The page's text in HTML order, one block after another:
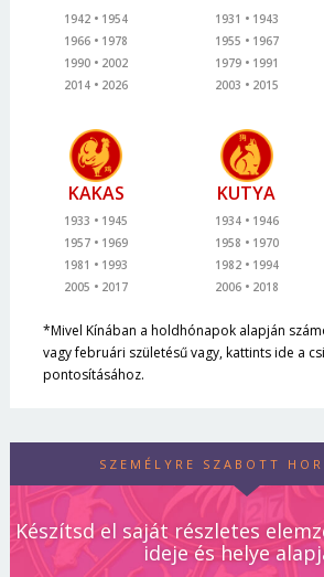
1942
1954
1966
1978
1990
2002
2014
2026
1931
1943
1955
1967
1979
1991
2003
2015
KAKAS
1933
1945
1957
1969
1981
1993
2005
2017
KUTYA
1934
1946
1958
1970
1982
1994
2006
2018
*Mivel Kínában a holdhónapok alapján
vagy februári születésű vagy, kattints ide a
pontosításához.
SZEMÉLYRE SZABOTT
Készítsd el saját részletes
ideje és helye